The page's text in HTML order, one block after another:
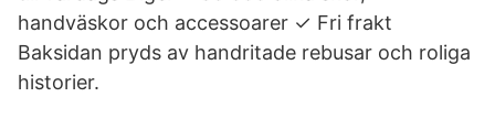
handväskor och accessoarer ✓ Fri frakt
Baksidan pryds av handritade rebusar och roliga
historier.